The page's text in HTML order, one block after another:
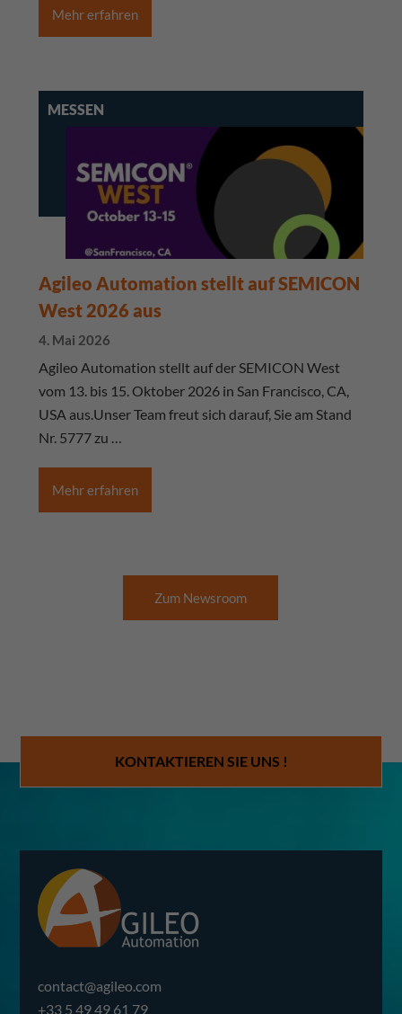
Mehr erfahren
MESSEN
Agileo Automation stellt auf SEMICON
West 2026 aus
4. Mai 2026
Agileo Automation stellt auf der SEMICON West
vom 13. bis 15. Oktober 2026 in San Francisco, CA,
USA aus.Unser Team freut sich darauf, Sie am Stand
Nr. 5777 zu …
Mehr erfahren
Zum Newsroom
KONTAKTIEREN SIE UNS !
contact@agileo.com
+33 5 49 49 61 79